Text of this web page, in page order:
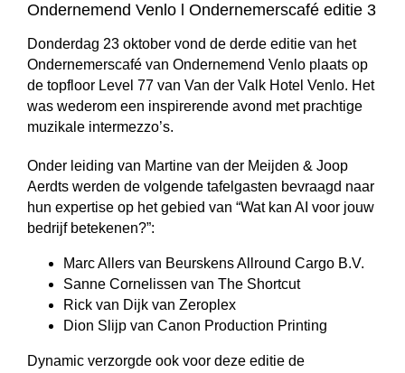
Ondernemend Venlo l Ondernemerscafé editie 3
Donderdag 23 oktober vond de derde editie van het
Ondernemerscafé van Ondernemend Venlo plaats op
de topfloor Level 77 van Van der Valk Hotel Venlo. Het
was wederom een inspirerende avond met prachtige
muzikale intermezzo’s.
Onder leiding van Martine van der Meijden & Joop
Aerdts werden de volgende tafelgasten bevraagd naar
hun expertise op het gebied van “Wat kan AI voor jouw
bedrijf betekenen?”:
Marc Allers van Beurskens Allround Cargo B.V.
Sanne Cornelissen van The Shortcut
Rick van Dijk van Zeroplex
Dion Slijp van Canon Production Printing
Dynamic verzorgde ook voor deze editie de